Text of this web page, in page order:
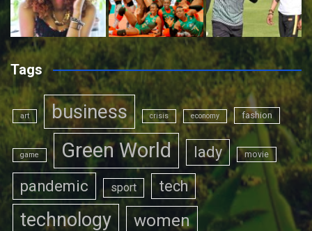
Tags
art business crisis economy fashion
game Green World lady movie
pandemic sport tech
technology women